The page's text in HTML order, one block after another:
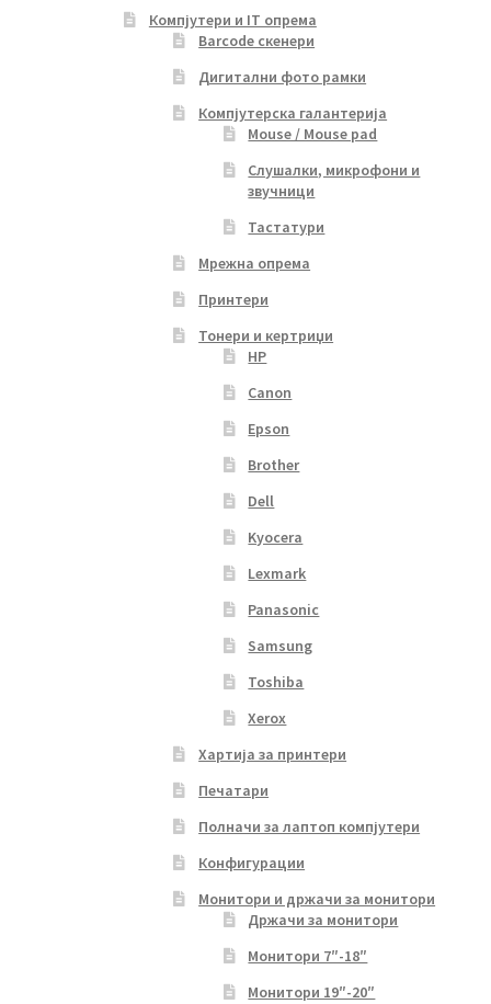
Компјутери и IT опрема
Barcode скенери
Дигитални фото рамки
Компјутерска галантерија
Mouse / Mouse pad
Слушалки, микрофони и
звучници
Тастатури
Мрежна опрема
Принтери
Тонери и кертриџи
HP
Canon
Epson
Brother
Dell
Kyocera
Lexmark
Panasonic
Samsung
Toshiba
Xerox
Хартија за принтери
Печатари
Полначи за лаптоп компјутери
Конфигурации
Монитори и држачи за монитори
Држачи за монитори
Монитори 7″-18″
Монитори 19″-20″